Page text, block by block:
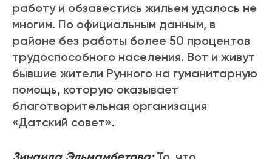
работу и обзавестись жильем удалось не
многим. По официальным данным, в
районе без работы более 50 процентов
трудоспособного населения. Вот и живут
бывшие жители Рунного на гуманитарную
помощь, которую оказывает
благотворительная организация
«Датский совет».